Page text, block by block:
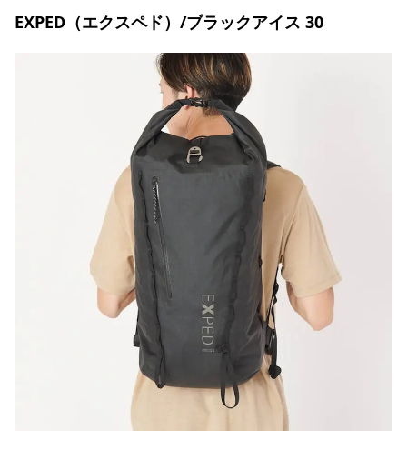
EXPED（エクスペド）/ブラックアイス 30